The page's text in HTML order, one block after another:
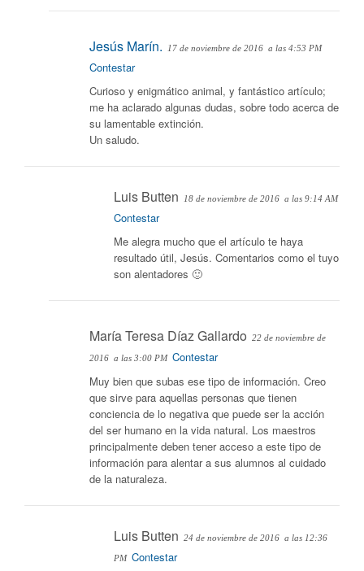
Jesús Marín. 17 de noviembre de 2016 a las 4:53 PM
Contestar
Curioso y enigmático animal, y fantástico artículo;
me ha aclarado algunas dudas, sobre todo acerca de
su lamentable extinción.
Un saludo.
Luis Butten 18 de noviembre de 2016 a las 9:14 AM
Contestar
Me alegra mucho que el artículo te haya
resultado útil, Jesús. Comentarios como el tuyo
son alentadores 🙂
María Teresa Díaz Gallardo 22 de noviembre de
2016 a las 3:00 PM Contestar
Muy bien que subas ese tipo de información. Creo
que sirve para aquellas personas que tienen
conciencia de lo negativa que puede ser la acción
del ser humano en la vida natural. Los maestros
principalmente deben tener acceso a este tipo de
información para alentar a sus alumnos al cuidado
de la naturaleza.
Luis Butten 24 de noviembre de 2016 a las 12:36
PM Contestar